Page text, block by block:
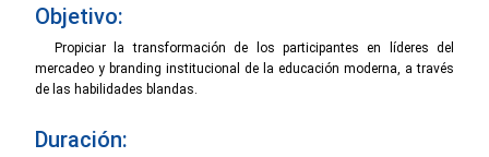
Objetivo:
Propiciar la transformación de los participantes en líderes del
mercadeo y branding institucional de la educación moderna, a través
de las habilidades blandas.
Duración: